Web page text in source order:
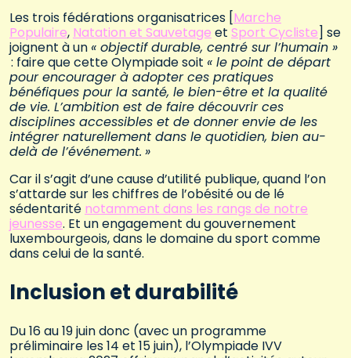
Les trois fédérations organisatrices [Marche
Populaire, Natation et Sauvetage et Sport Cycliste] se
joignent à un« objectif durable, centré sur l’humain »
: faire que cette Olympiade soit « le point de départ
pour encourager à adopter ces pratiques
bénéfiques pour la santé, le bien-être et la qualité
de vie. L’ambition est de faire découvrir ces
disciplines accessibles et de donner envie de les
intégrer naturellement dans le quotidien, bien au-
delà de l’événement. »
Car il s’agit d’une cause d’utilité publique, quand l’on
s’attarde sur les chiffres de l’obésité ou de lé
sédentarité notamment dans les rangs de notre
jeunesse. Et un engagement du gouvernement
luxembourgeois, dans le domaine du sport comme
dans celui de la santé.
Inclusion et durabilité
Du 16 au 19 juin donc (avec un programme
préliminaire les 14 et 15 juin), l’Olympiade IVV